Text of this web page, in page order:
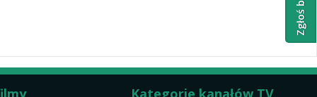
Kategorie kanałów TV
Zgłoś błąd